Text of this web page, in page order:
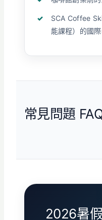
SCA Coffee
能課程）的國
常見問題
2026暑